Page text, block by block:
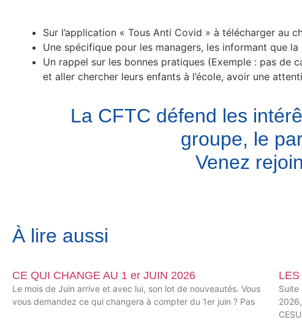
Sur l’application « Tous Anti Covid » à télécharger au
Une spécifique pour les managers, les informant que
Un rappel sur les bonnes pratiques (Exemple : pas de
et aller chercher leurs enfants à l’école, avoir une
La CFTC défend les
groupe, le
Venez
À lire aussi
CE QUI CHANGE AU 1 er JUIN 2026
Le mois de Juin arrive et avec lui, son lot de nouveautés. Vous
vous demandez ce qui changera à compter du 1er juin ? Pas
Suite